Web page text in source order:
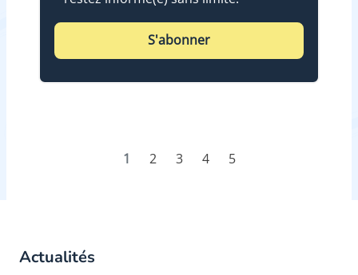
S'abonner
1 2 3 4 5
Actualités